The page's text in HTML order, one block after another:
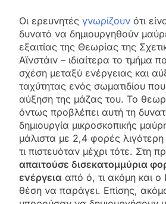
Οι ερευνητές γνωρίζουν ότι
δυνατό να δημιουργηθούν
εξαιτίας της Θεωρίας της
Αϊνστάιν – ιδιαίτερα το τμήμα
σχέση μεταξύ ενέργειας και
ταχύτητας ενός σωματιδίου
αύξηση της μάζας του. Το
όντως προβλέπει αυτή τη
δημιουργία μικροσκοπικής
μάλιστα με 2,4 φορές
τι πιστευόταν μέχρι τότε. Στη
απαιτούσε δισεκατομμύρια
ενέργεια από ό, τι ακόμη και ο
θέση να παράγει. Επίσης,